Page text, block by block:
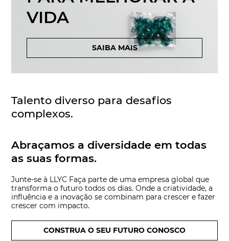
VIDA
SAIBA MAIS
Talento diverso para desafios
complexos.
Abraçamos a diversidade em todas
as suas formas.
Junte-se à LLYC Faça parte de uma empresa global que
transforma o futuro todos os dias. Onde a criatividade, a
influência e a inovação se combinam para crescer e fazer
crescer com impacto.
CONSTRUA O SEU FUTURO CONOSCO